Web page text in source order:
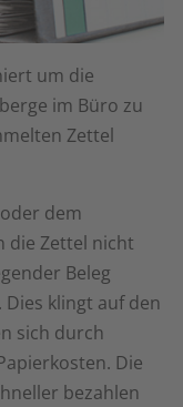
um die
im Büro zu
Zettel
dem
die Zettel nicht
Beleg
klingt auf den
sich durch
Die
bezahlen